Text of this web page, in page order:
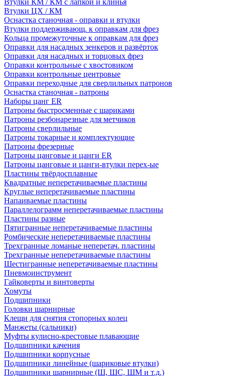
Втулки КМ / КМ с лапкой и клинья
Втулки ЦХ / КМ
Оснастка станочная - оправки и втулки
Втулки поддерживающ. к оправкам для фрез
Кольца промежуточные к оправкам для фрез
Оправки для насадных зенкеров и развёрток
Оправки для насадных и торцовых фрез
Оправки контрольные с хвостовиком
Оправки контрольные центровые
Оправки переходные для сверлильных патронов
Оснастка станочная - патроны
Наборы цанг ER
Патроны быстросменные с шариками
Патроны резбонарезные для метчиков
Патроны сверлильные
Патроны токарные и комплектующие
Патроны фрезерные
Патроны цанговые и цанги ER
Патроны цанговые и цанги-втулки перех-ые
Пластины твёрдосплавные
Квадратные неперетачиваемые пластины
Круглые неперетачиваемые пластины
Напаиваемые пластины
Параллелограмм неперетачиваемые пластины
Пластины разные
Пятигранные неперетачиваемые пластины
Ромбические неперетачиваемые пластины
Трехгранные ломаные неперетач. пластины
Трехгранные неперетачиваемые пластины
Шестигранные неперетачиваемые пластины
Пневмоинструмент
Гайковерты и винтоверты
Хомуты
Подшипники
Головки шарнирные
Клещи для снятия стопорных колец
Манжеты (сальники)
Муфты кулисно-крестовые плавающие
Подшипники качения
Подшипники корпусные
Подшипники линейные (шариковые втулки)
Подшипники шарнирные (Ш, ШС, ШМ и т.д.)